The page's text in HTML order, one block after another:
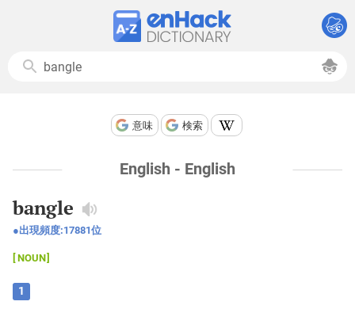
意味 検索
English - English
bangle
出現頻度:17881位
NOUN
1